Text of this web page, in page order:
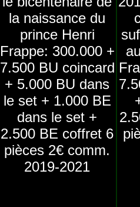
la naissance du
prince Henri
Frappe: 300.000 +
7.500 BU coincard
+ 5.000 BU dans
le set + 1.000 BE
dans le set +
2.500 BE coffret 6
pièces 2€ comm.
2019-2021